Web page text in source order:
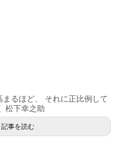
まるほど、 それに正比例して
松下幸之助
記事を読む